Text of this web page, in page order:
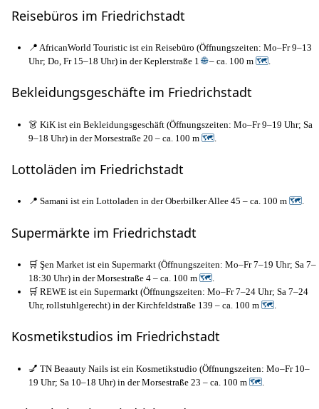
Reisebüros im Friedrichstadt
📍 AfricanWorld Touristic ist ein Reisebüro (Öffnungszeiten: Mo–Fr 9–13
Uhr; Do, Fr 15–18 Uhr) in der Keplerstraße 1🌐– ca. 100 m 🗺
Bekleidungsgeschäfte im Friedrichstadt
👗 KiK ist ein Bekleidungsgeschäft (Öffnungszeiten: Mo–Fr 9–19 Uhr; Sa
9–18 Uhr) in der Morsestraße 20 – ca. 100 m 🗺
Lottoläden im Friedrichstadt
📍 Samani ist ein Lottoladen in der Oberbilker Allee 45 – ca. 100 m 🗺.
Supermärkte im Friedrichstadt
🛒 Şen Market ist ein Supermarkt (Öffnungszeiten: Mo–Fr 7–19 Uhr; Sa 7–
18:30 Uhr) in der Morsestraße 4 – ca. 100 m 🗺
🛒 REWE ist ein Supermarkt (Öffnungszeiten: Mo–Fr 7–24 Uhr; Sa 7–24
Uhr, rollstuhlgerecht) in der Kirchfeldstraße 139 – ca. 100 m 🗺
Kosmetikstudios im Friedrichstadt
💅 TN Beaauty Nails ist ein Kosmetikstudio (Öffnungszeiten: Mo–Fr 10–
19 Uhr; Sa 10–18 Uhr) in der Morsestraße 23 – ca. 100 m 🗺